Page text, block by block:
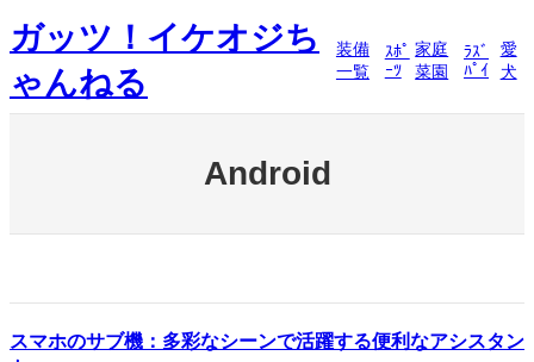
容
ス
キ
ガッツ！イケオジち
ゃんねる
装備
一覧
ｽﾎﾟ
ｰﾂ
家庭
菜園
ﾗｽﾞ
ﾊﾟｲ
愛
犬
Android
スマホのサブ機：多彩なシーンで活躍する便利なアシスタン